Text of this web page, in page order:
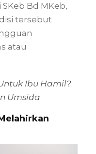
Bd MKeb,
tersebut
atau
Ibu Hamil?
Umsida